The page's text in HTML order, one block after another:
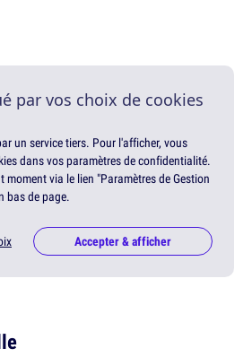
par vos choix de cookies
un service tiers. Pour l'afficher, vous
dans vos paramètres de confidentialité.
moment via le lien "Paramètres de Gestion
bas de page.
Accepter & afficher